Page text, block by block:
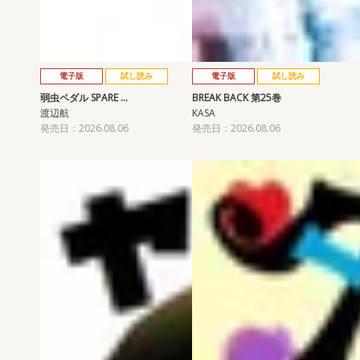
電子版 試し読み
弱虫ペダル SPARE …
渡辺航
発売日：2026.08.06
電子版 試し読み
BREAK BACK 第25巻
KASA
発売日：2026.08.06